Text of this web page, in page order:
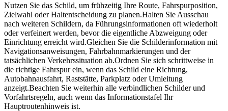
Nutzen Sie das Schild, um frühzeitig Ihre Route, Fahrspurposition,
Zielwahl oder Haltentscheidung zu planen.Halten Sie Ausschau
nach weiteren Schildern, da Führungsinformationen oft wiederholt
oder verfeinert werden, bevor die eigentliche Abzweigung oder
Einrichtung erreicht wird.Gleichen Sie die Schilderinformation mit
Navigationsanweisungen, Fahrbahnmarkierungen und der
tatsächlichen Verkehrssituation ab.Ordnen Sie sich schrittweise in
die richtige Fahrspur ein, wenn das Schild eine Richtung,
Autobahnausfahrt, Raststätte, Parkplatz oder Umleitung
anzeigt.Beachten Sie weiterhin alle verbindlichen Schilder und
Vorfahrtsregeln, auch wenn das Informationstafel Ihr
Hauptroutenhinweis ist.